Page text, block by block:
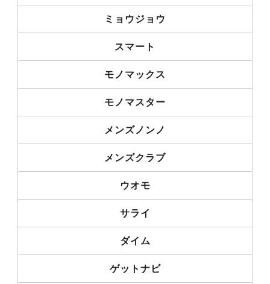
ミョウジョウ
スマート
モノマックス
モノマスター
メンズノンノ
メンズクラブ
ウオモ
サライ
ダイム
ゲットナビ